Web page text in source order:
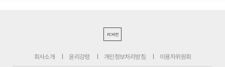
PC버전
회사소개 윤리강령 개인정보처리방침 이용자위원회